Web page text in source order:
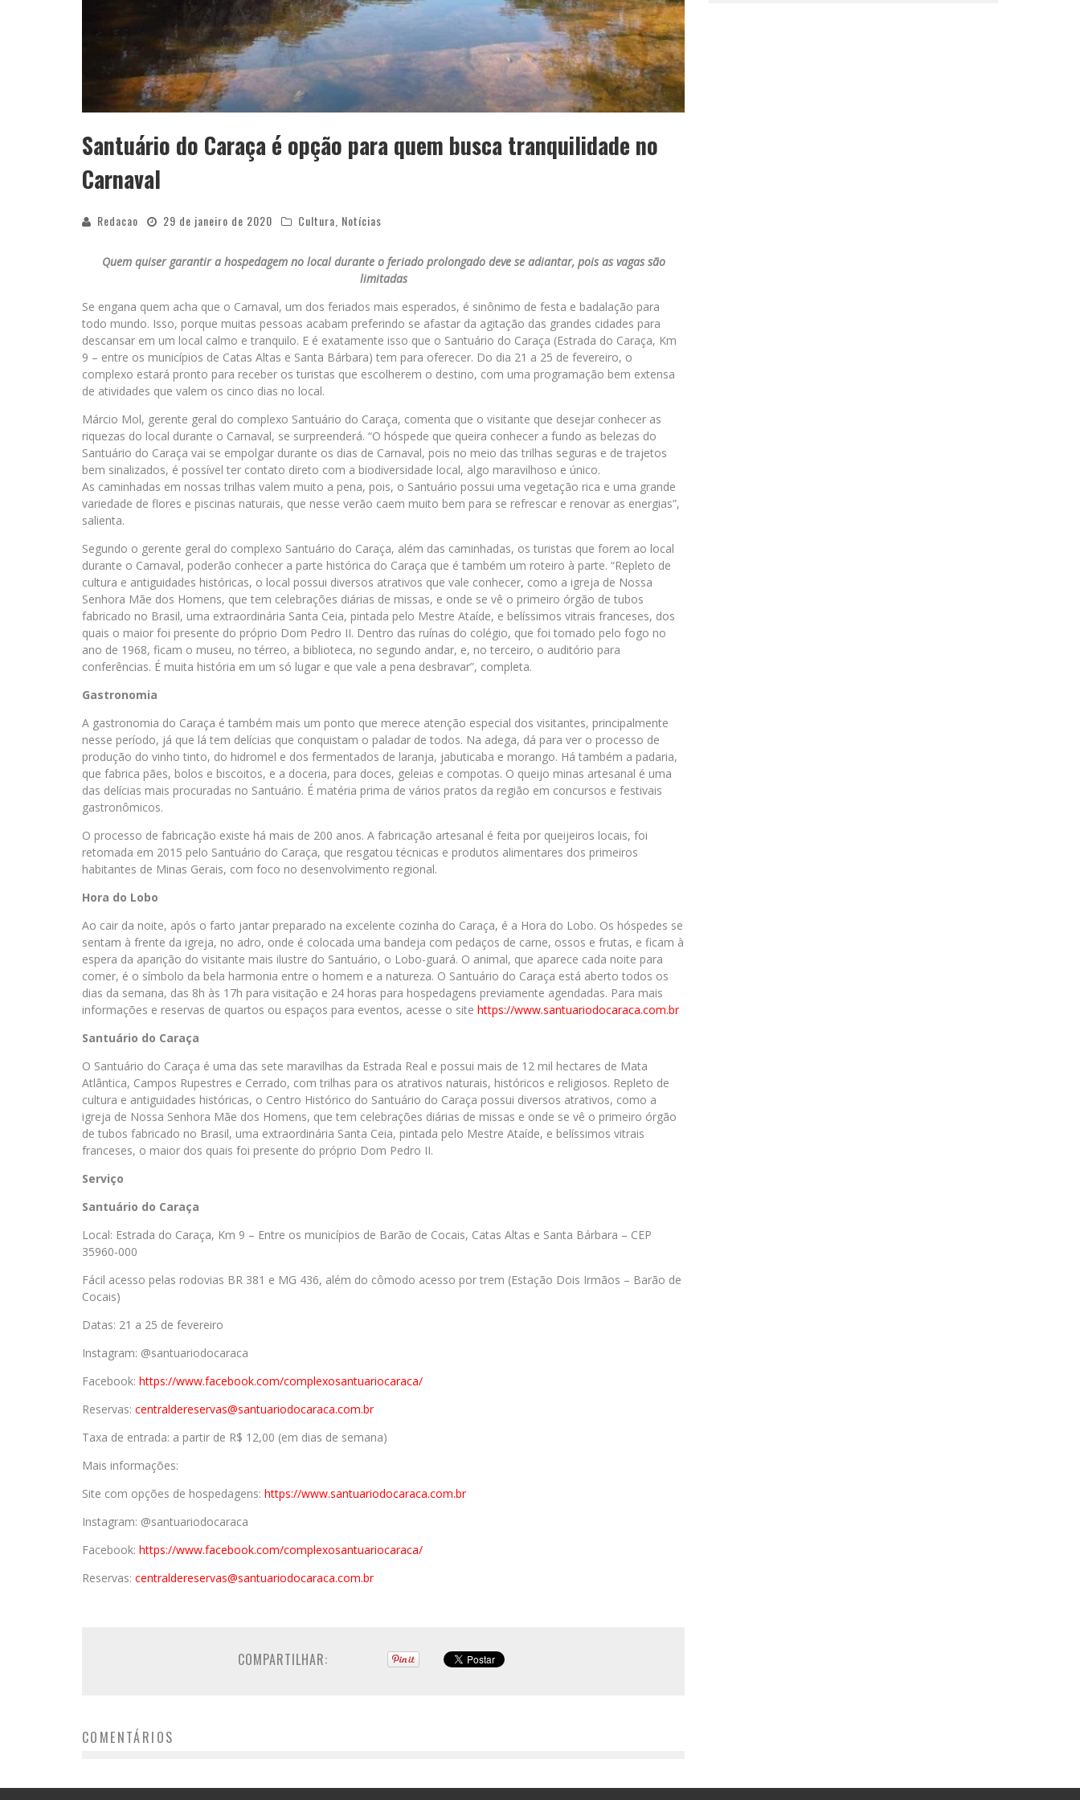
Santuário do Caraça é opção para quem busca tranquilidade no
Carnaval
Redacao 29 de janeiro de 2020 Cultura Notícias
Quem quiser garantir a hospedagem no local durante o feriado prolongado deve se adiantar, pois as vagas são
limitadas
Se engana quem acha que o Carnaval, um dos feriados mais esperados, é sinônimo de festa e badalação para
todo mundo. Isso, porque muitas pessoas acabam preferindo se afastar da agitação das grandes cidades para
descansar em um local calmo e tranquilo. E é exatamente isso que o Santuário do Caraça (Estrada do Caraça, Km
9 – entre os municípios de Catas Altas e Santa Bárbara) tem para oferecer. Do dia 21 a 25 de fevereiro, o
complexo estará pronto para receber os turistas que escolherem o destino, com uma programação bem extensa
de atividades que valem os cinco dias no local.
Márcio Mol, gerente geral do complexo Santuário do Caraça, comenta que o visitante que desejar conhecer as
riquezas do local durante o Carnaval, se surpreenderá. “O hóspede que queira conhecer a fundo as belezas do
Santuário do Caraça vai se empolgar durante os dias de Carnaval, pois no meio das trilhas seguras e de trajetos
bem sinalizados, é possível ter contato direto com a biodiversidade local, algo maravilhoso e único.
As caminhadas em nossas trilhas valem muito a pena, pois, o Santuário possui uma vegetação rica e uma grande
variedade de flores e piscinas naturais, que nesse verão caem muito bem para se refrescar e renovar as energias”,
salienta.
Segundo o gerente geral do complexo Santuário do Caraça, além das caminhadas, os turistas que forem ao local
durante o Carnaval, poderão conhecer a parte histórica do Caraça que é também um roteiro à parte. “Repleto de
cultura e antiguidades históricas, o local possui diversos atrativos que vale conhecer, como a igreja de Nossa
Senhora Mãe dos Homens, que tem celebrações diárias de missas, e onde se vê o primeiro órgão de tubos
fabricado no Brasil, uma extraordinária Santa Ceia, pintada pelo Mestre Ataíde, e belíssimos vitrais franceses, dos
quais o maior foi presente do próprio Dom Pedro II. Dentro das ruínas do colégio, que foi tomado pelo fogo no
ano de 1968, ficam o museu, no térreo, a biblioteca, no segundo andar, e, no terceiro, o auditório para
conferências. É muita história em um só lugar e que vale a pena desbravar”, completa.
Gastronomia
A gastronomia do Caraça é também mais um ponto que merece atenção especial dos visitantes, principalmente
nesse período, já que lá tem delícias que conquistam o paladar de todos. Na adega, dá para ver o processo de
produção do vinho tinto, do hidromel e dos fermentados de laranja, jabuticaba e morango. Há também a padaria,
que fabrica pães, bolos e biscoitos, e a doceria, para doces, geleias e compotas. O queijo minas artesanal é uma
das delícias mais procuradas no Santuário. É matéria prima de vários pratos da região em concursos e festivais
gastronômicos.
O processo de fabricação existe há mais de 200 anos. A fabricação artesanal é feita por queijeiros locais, foi
retomada em 2015 pelo Santuário do Caraça, que resgatou técnicas e produtos alimentares dos primeiros
habitantes de Minas Gerais, com foco no desenvolvimento regional.
Hora do Lobo
Ao cair da noite, após o farto jantar preparado na excelente cozinha do Caraça, é a Hora do Lobo. Os hóspedes se
sentam à frente da igreja, no adro, onde é colocada uma bandeja com pedaços de carne, ossos e frutas, e ficam à
espera da aparição do visitante mais ilustre do Santuário, o Lobo-guará. O animal, que aparece cada noite para
comer, é o símbolo da bela harmonia entre o homem e a natureza. O Santuário do Caraça está aberto todos os
dias da semana, das 8h às 17h para visitação e 24 horas para hospedagens previamente agendadas. Para mais
informações e reservas de quartos ou espaços para eventos, acesse o site https://www.santuariodocaraca.com.br
Santuário do Caraça
O Santuário do Caraça é uma das sete maravilhas da Estrada Real e possui mais de 12 mil hectares de Mata
Atlântica, Campos Rupestres e Cerrado, com trilhas para os atrativos naturais, históricos e religiosos. Repleto de
cultura e antiguidades históricas, o Centro Histórico do Santuário do Caraça possui diversos atrativos, como a
igreja de Nossa Senhora Mãe dos Homens, que tem celebrações diárias de missas e onde se vê o primeiro órgão
de tubos fabricado no Brasil, uma extraordinária Santa Ceia, pintada pelo Mestre Ataíde, e belíssimos vitrais
franceses, o maior dos quais foi presente do próprio Dom Pedro II.
Serviço
Santuário do Caraça
Local: Estrada do Caraça, Km 9 – Entre os municípios de Barão de Cocais, Catas Altas e Santa Bárbara – CEP
35960-000
Fácil acesso pelas rodovias BR 381 e MG 436, além do cômodo acesso por trem (Estação Dois Irmãos – Barão de
Cocais)
Datas: 21 a 25 de fevereiro
Instagram: @santuariodocaraca
Facebook: https://www.facebook.com/complexosantuariocaraca/
Reservas: centraldereservas@santuariodocaraca.com.br
Taxa de entrada: a partir de R$ 12,00 (em dias de semana)
Mais informações:
Site com opções de hospedagens: https://www.santuariodocaraca.com.br
Instagram: @santuariodocaraca
Facebook: https://www.facebook.com/complexosantuariocaraca/
Reservas: centraldereservas@santuariodocaraca.com.br
COMPARTILHAR:
COMENTÁRIOS